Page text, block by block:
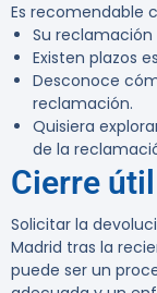
Es recomendable
Su
Existen plazos
Desconoce
reclamación.
Quisiera
de la
Cierre útil
Solicitar la
Madrid tras la
puede ser un